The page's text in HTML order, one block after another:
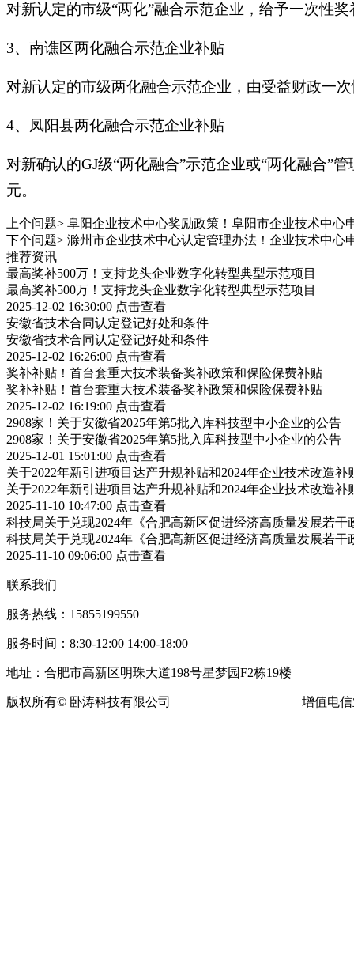
对新认定的市级“两化”融合示范企业，给予一次性奖
3、南谯区两化融合示范企业补贴
对新认定的市级两化融合示范企业，由受益财政一
4、凤阳县两化融合示范企业补贴
对新确认的GJ级“两化融合”示范企业或“两化融合”
元。
上个问题> 阜阳企业技术中心奖励政策！阜阳市企业技术中心
下个问题> 滁州市企业技术中心认定管理办法！企业技术中心
推荐资讯
最高奖补500万！支持龙头企业数字化转型典型示范项目
最高奖补500万！支持龙头企业数字化转型典型示范项目
2025-12-02 16:30:00 点击查看
安徽省技术合同认定登记好处和条件
安徽省技术合同认定登记好处和条件
2025-12-02 16:26:00 点击查看
奖补补贴！首台套重大技术装备奖补政策和保险保费补贴
奖补补贴！首台套重大技术装备奖补政策和保险保费补贴
2025-12-02 16:19:00 点击查看
2908家！关于安徽省2025年第5批入库科技型中小企业的公告
2908家！关于安徽省2025年第5批入库科技型中小企业的公告
2025-12-01 15:01:00 点击查看
关于2022年新引进项目达产升规补贴和2024年企业技术改造
关于2022年新引进项目达产升规补贴和2024年企业技术改造
2025-11-10 10:47:00 点击查看
科技局关于兑现2024年《合肥高新区促进经济高质量发展若
科技局关于兑现2024年《合肥高新区促进经济高质量发展若
2025-11-10 09:06:00 点击查看
联系我们
服务热线：15855199550
服务时间：8:30-12:00 14:00-18:00
地址：合肥市高新区明珠大道198号星梦园F2栋19楼
版权所有© 卧涛科技有限公司 增值电